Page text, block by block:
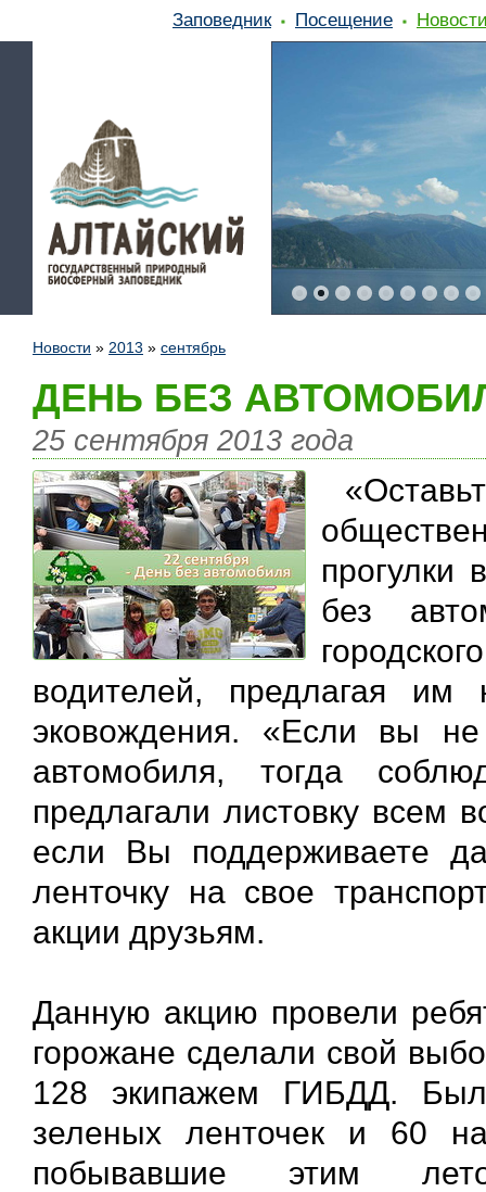
Заповедник Посещение
Новости » 2013 » сентябрь
ДЕНЬ БЕЗ
25 сентября 2013 года
прогулки
без
водителей, предлагая
эковождения. «Если вы
автомобиля, тогда
предлагали листовку всем
если Вы поддерживаете
ленточку на свое
акции друзьям.
Данную акцию провели
горожане сделали свой
128 экипажем ГИБДД.
зеленых ленточек и 60
побывавшие этим